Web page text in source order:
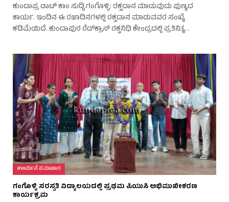
ಕುಂದಾಪ್ರ ಡಾಟ್‌ ಕಾಂ ಸುದ್ದಿ.ಗಂಗೊಳ್ಳಿ: ರಕ್ತದಾನ ಮಾಡುವುದು ಪುಣ್ಯದ
ಕಾರ್ಯ. ಇಂದಿನ ಈ ರಜಾದಿನಗಳಲ್ಲಿ ರಕ್ತದಾನ ಮಾಡುವವರ ಸಂಖ್ಯೆ
ಕಡಿಮೆಯಿದೆ. ಕುಂದಾಪುರ ರೆಡ್‌ಕ್ರಾಸ್ ರಕ್ತನಿಧಿ ಕೇಂದ್ರದಲ್ಲಿ ಪ್ರತಿನಿತ್ಯ…
ಊರ್ಮನೆ ಸಮಾಚಾರ
ಗಂಗೊಳ್ಳಿ ಸರಸ್ವತಿ ವಿದ್ಯಾಲಯದಲ್ಲಿ ಪ್ರಥಮ ಪಿಯುಸಿ ಅಭಿಮುಖೀಕರಣ
ಕಾರ್ಯಕ್ರಮ